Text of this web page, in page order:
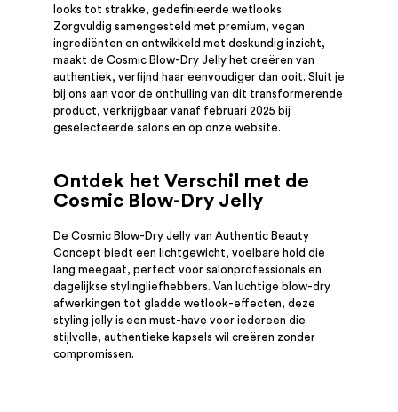
looks tot strakke, gedefinieerde wetlooks.
Zorgvuldig samengesteld met premium, vegan
ingrediënten en ontwikkeld met deskundig inzicht,
maakt de Cosmic Blow-Dry Jelly het creëren van
authentiek, verfijnd haar eenvoudiger dan ooit. Sluit je
bij ons aan voor de onthulling van dit transformerende
product, verkrijgbaar vanaf februari 2025 bij
geselecteerde salons en op onze website.
Ontdek het Verschil met de
Cosmic Blow-Dry Jelly
De Cosmic Blow-Dry Jelly van Authentic Beauty
Concept biedt een lichtgewicht, voelbare hold die
lang meegaat, perfect voor salonprofessionals en
dagelijkse stylingliefhebbers. Van luchtige blow-dry
afwerkingen tot gladde wetlook-effecten, deze
styling jelly is een must-have voor iedereen die
stijlvolle, authentieke kapsels wil creëren zonder
compromissen.